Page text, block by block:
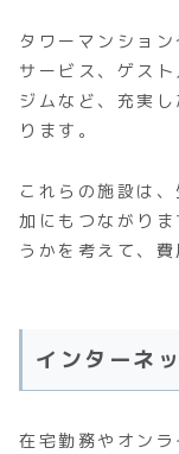
タワーマンショ
サービス、ゲス
ジムなど、充実
ります。
これらの施設は
加にもつながり
うかを考えて、
インターネ
在宅勤務やオン